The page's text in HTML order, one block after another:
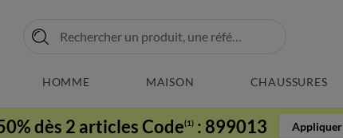
HOMME MAISON CHAUSSURES
dès 2 articles Code(1) : 899013 Appliquer